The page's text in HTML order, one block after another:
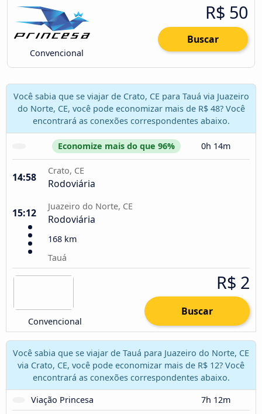
Convencional
R$ 50
Buscar
Você sabia que se viajar de Crato, CE para Tauá via Juazeiro
do Norte, CE, você pode economizar mais de R$ 48? Você
encontrará as conexões correspondentes abaixo.
Economize mais do que 96% 0h 14m
14:58
Crato, CE
Rodoviária
15:12
Juazeiro do Norte, CE
Rodoviária
168 km
Tauá
Convencional
R$ 2
Buscar
Você sabia que se viajar de Tauá para Juazeiro do Norte, CE
via Crato, CE, você pode economizar mais de R$ 12? Você
encontrará as conexões correspondentes abaixo.
Viação Princesa
7h 12m